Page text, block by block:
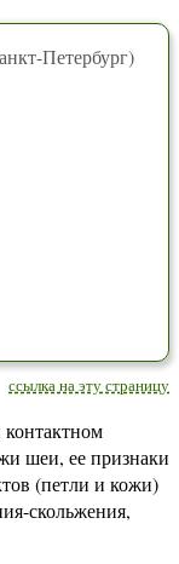
Петербург)
ссылка на эту страницу
контактном
шеи, ее признаки
(петли и кожи)
скольжения,